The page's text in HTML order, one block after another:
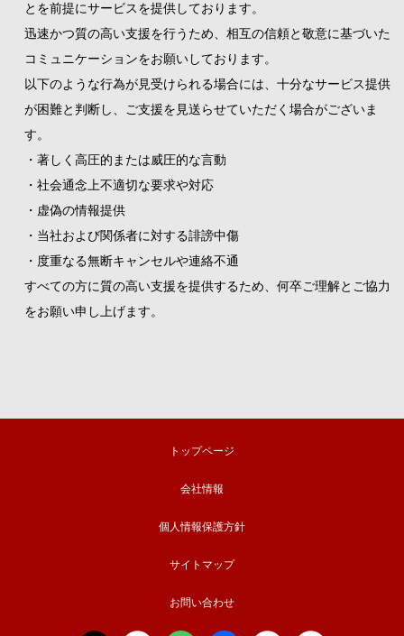
とを前提にサービスを提供しております。
迅速かつ質の高い支援を行うため、相互の信頼と敬意に基づいた
コミュニケーションをお願いしております。
以下のような行為が見受けられる場合には、十分なサービス提供
が困難と判断し、ご支援を見送らせていただく場合がございま
す。
・著しく高圧的または威圧的な言動
・社会通念上不適切な要求や対応
・虚偽の情報提供
・当社および関係者に対する誹謗中傷
・度重なる無断キャンセルや連絡不通
すべての方に質の高い支援を提供するため、何卒ご理解とご協力
をお願い申し上げます。
トップページ
会社情報
個人情報保護方針
サイトマップ
お問い合わせ